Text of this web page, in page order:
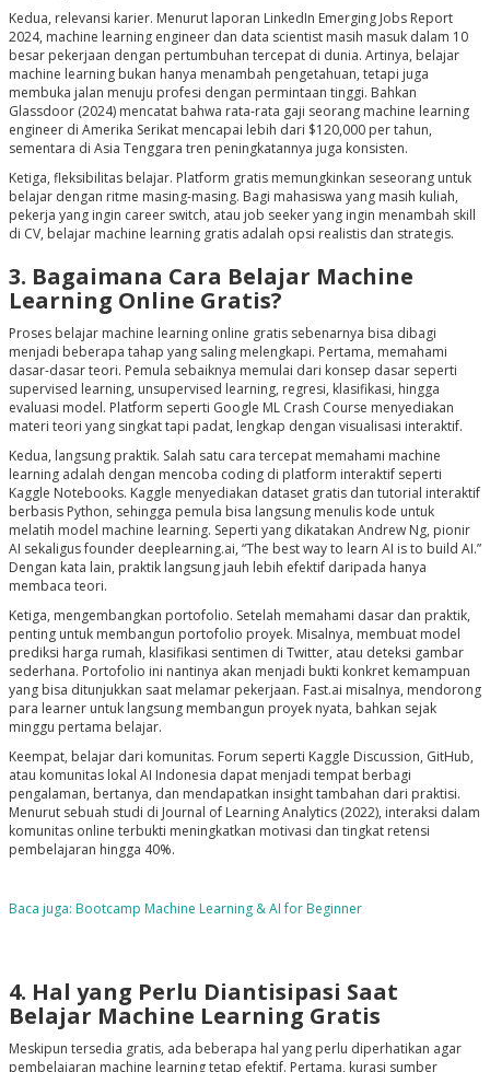
Kedua, relevansi karier. Menurut laporan LinkedIn Emerging Jobs Report
2024, machine learning engineer dan data scientist masih masuk dalam 10
besar pekerjaan dengan pertumbuhan tercepat di dunia. Artinya, belajar
machine learning bukan hanya menambah pengetahuan, tetapi juga
membuka jalan menuju profesi dengan permintaan tinggi. Bahkan
Glassdoor (2024) mencatat bahwa rata-rata gaji seorang machine learning
engineer di Amerika Serikat mencapai lebih dari $120,000 per tahun,
sementara di Asia Tenggara tren peningkatannya juga konsisten.
Ketiga, fleksibilitas belajar. Platform gratis memungkinkan seseorang untuk
belajar dengan ritme masing-masing. Bagi mahasiswa yang masih kuliah,
pekerja yang ingin career switch, atau job seeker yang ingin menambah skill
di CV, belajar machine learning gratis adalah opsi realistis dan strategis.
3. Bagaimana Cara Belajar Machine
Learning Online Gratis?
Proses belajar machine learning online gratis sebenarnya bisa dibagi
menjadi beberapa tahap yang saling melengkapi. Pertama, memahami
dasar-dasar teori. Pemula sebaiknya memulai dari konsep dasar seperti
supervised learning, unsupervised learning, regresi, klasifikasi, hingga
evaluasi model. Platform seperti Google ML Crash Course menyediakan
materi teori yang singkat tapi padat, lengkap dengan visualisasi interaktif.
Kedua, langsung praktik. Salah satu cara tercepat memahami machine
learning adalah dengan mencoba coding di platform interaktif seperti
Kaggle Notebooks. Kaggle menyediakan dataset gratis dan tutorial interaktif
berbasis Python, sehingga pemula bisa langsung menulis kode untuk
melatih model machine learning. Seperti yang dikatakan Andrew Ng, pionir
AI sekaligus founder deeplearning.ai, “The best way to learn AI is to build AI.”
Dengan kata lain, praktik langsung jauh lebih efektif daripada hanya
membaca teori.
Ketiga, mengembangkan portofolio. Setelah memahami dasar dan praktik,
penting untuk membangun portofolio proyek. Misalnya, membuat model
prediksi harga rumah, klasifikasi sentimen di Twitter, atau deteksi gambar
sederhana. Portofolio ini nantinya akan menjadi bukti konkret kemampuan
yang bisa ditunjukkan saat melamar pekerjaan. Fast.ai misalnya, mendorong
para learner untuk langsung membangun proyek nyata, bahkan sejak
minggu pertama belajar.
Keempat, belajar dari komunitas. Forum seperti Kaggle Discussion, GitHub,
atau komunitas lokal AI Indonesia dapat menjadi tempat berbagi
pengalaman, bertanya, dan mendapatkan insight tambahan dari praktisi.
Menurut sebuah studi di Journal of Learning Analytics(2022), interaksi dalam
komunitas online terbukti meningkatkan motivasi dan tingkat retensi
pembelajaran hingga 40%.
Baca juga: Bootcamp Machine Learning & AI for Beginner
4. Hal yang Perlu Diantisipasi Saat
Belajar Machine Learning Gratis
Meskipun tersedia gratis, ada beberapa hal yang perlu diperhatikan agar
pembelajaran machine learning tetap efektif. Pertama, kurasi sumber